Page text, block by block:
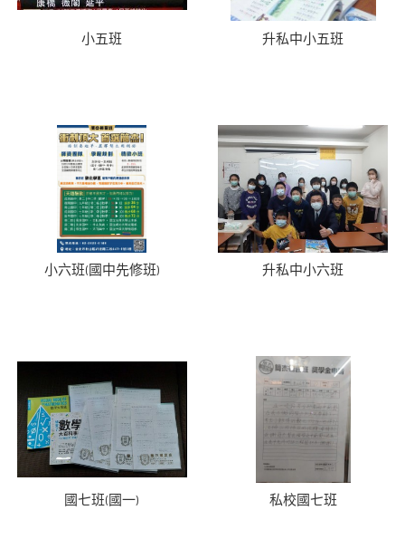
小五班 升私中小五班
小六班(國中先修班) 升私中小六班
國七班(國一) 私校國七班